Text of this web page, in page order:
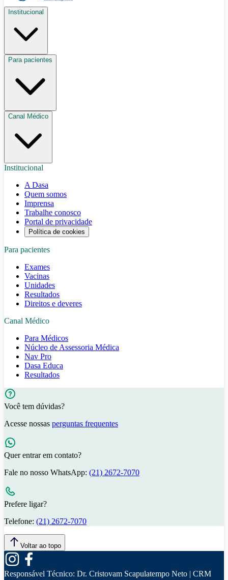
Institucional
Para pacientes
Canal Médico
Institucional
A Dasa
Quem somos
Imprensa
Trabalhe conosco
Portal de privacidade
Política de cookies
Para pacientes
Exames
Vacinas
Unidades
Resultados
Direitos e deveres
Canal Médico
Para Médicos
Núcleo de Assessoria Médica
Nav Pro
Dasa Educa
Resultados
Você tem dúvidas?
Acesse nossas perguntas frequentes
Quer entrar em contato?
Fale no nosso WhatsApp: (21) 2672-7070
Prefere ligar?
Telefone: (21) 2672-7070
Voltar ao topo
Responsável Técnico: Dr. Cristovam Scapulatempo Neto | CRM